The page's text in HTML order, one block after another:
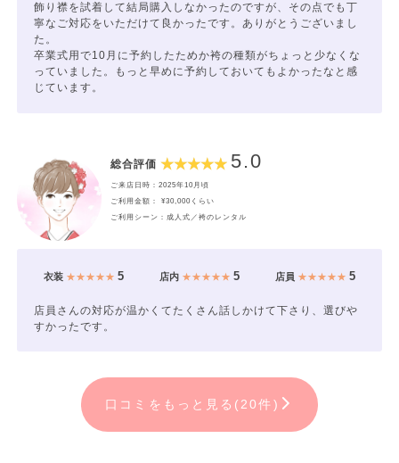
-----------------------------------------------------------------
✿卒業式当日のお支度✿
【着付】
●上下持込の方：15,000円(税込16,500円)～
●ヘア：5,000円(税込5,500円)
●メイク：5,000円(税込5,500円)
※別途早朝料金がかかる時間帯がございます。
◆◆男性の袴レンタル予約も承ります。◆◆
✿レンタルフォトプラン✿
飾り襟を試着して結局購入しなかったのですが、その点でも丁
寧なご対応をいただけて良かったです。ありがとうございまし
た。
卒業式用で10月に予約したためか袴の種類がちょっと少なくな
っていました。もっと早めに予約しておいてもよかったなと感
じています。
総合評価 5.0
ご来店日時：2025年10月頃
ご利用金額： ¥30,000くらい
ご利用シーン：成人式／袴のレンタル
衣装★★★★★ 5 店内★★★★★ 5 店員 ★★★★★5
店員さんの対応が温かくてたくさん話しかけて下さり、選びや
すかったです。
口コミをもっと見る(20件)